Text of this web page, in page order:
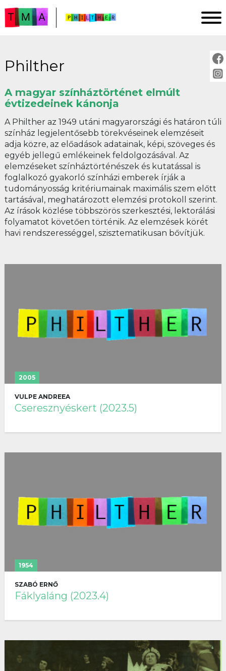
FŐOLDAL
ELEMZÉSEK
IMPRESSZUM
PROJEKTLEÍRÁS
ÚTMUTATÓ
ELŐADÁSOK:
cím szerint
évszám szerint
rendező szerint
Philther
A magyar színháztörténet elmúlt
évtizedeinek kánonja
A Philther az 1949 utáni magyarországi és határon túli
színház legjelentősebb törekvéseinek elemzéseit
adja közre, az előadások adatainak, képi, szöveges és
egyéb jellegű emlékeinek feldolgozásával. Az
elemzéseket színháztörténészek és kutatással is
foglalkozó gyakorló színházi emberek írják a
tudományosság kritériumainak maximális szem előtt
tartásával, meghatározott elemzési protokoll szerint.
Az írások közlése többszörös szerkesztési, lektorálási
folyamatot követően történik. Az elemzések körét
havi rendszerességgel, szisztematikusan bővítjük.
2005
VULPE ANDREEA
Cseresznyéskert (2023.5)
1954
SZABÓ ERNŐ
Fáklyaláng (2023.4)